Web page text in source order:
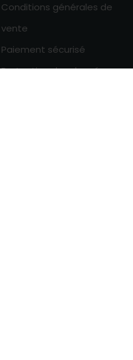
Conditions générales de
vente
Paiement sécurisé
Protection des données